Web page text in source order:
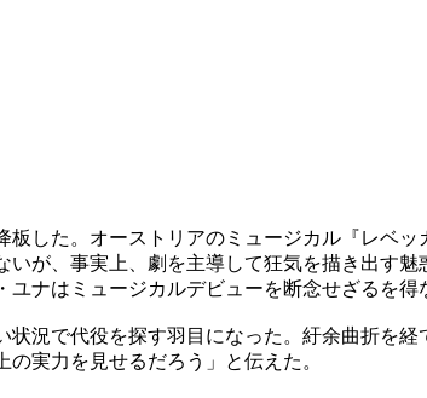
した。オーストリアのミュージカル『レベ
が、事実上、劇を主導して狂気を描き出す
ナはミュージカルデビューを断念せざるを得
況で代役を探す羽目になった。紆余曲折を
実力を見せるだろう」と伝えた。